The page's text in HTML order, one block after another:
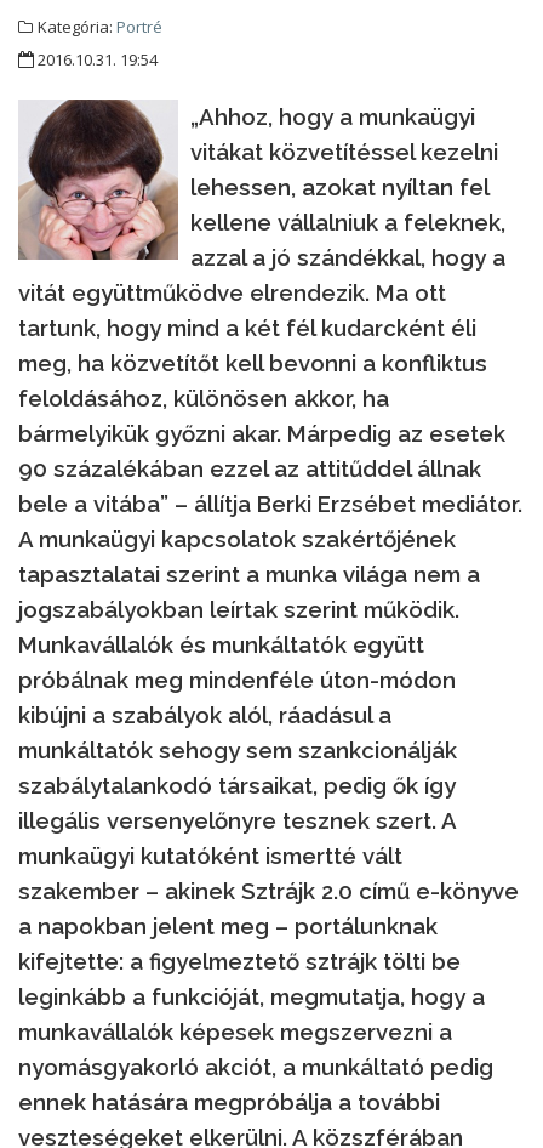
Kategória: Portré
2016.10.31. 19:54
„Ahhoz, hogy a munkaügyi
vitákat közvetítéssel kezelni
lehessen, azokat nyíltan fel
kellene vállalniuk a feleknek,
azzal a jó szándékkal, hogy a
vitát együttműködve elrendezik. Ma ott
tartunk, hogy mind a két fél kudarcként éli
meg, ha közvetítőt kell bevonni a konfliktus
feloldásához, különösen akkor, ha
bármelyikük győzni akar. Márpedig az esetek
90 százalékában ezzel az attitűddel állnak
bele a vitába” – állítja Berki Erzsébet mediátor.
A munkaügyi kapcsolatok szakértőjének
tapasztalatai szerint a munka világa nem a
jogszabályokban leírtak szerint működik.
Munkavállalók és munkáltatók együtt
próbálnak meg mindenféle úton-módon
kibújni a szabályok alól, ráadásul a
munkáltatók sehogy sem szankcionálják
szabálytalankodó társaikat, pedig ők így
illegális versenyelőnyre tesznek szert. A
munkaügyi kutatóként ismertté vált
szakember – akinek Sztrájk 2.0 című e-könyve
a napokban jelent meg – portálunknak
kifejtette: a figyelmeztető sztrájk tölti be
leginkább a funkcióját, megmutatja, hogy a
munkavállalók képesek megszervezni a
nyomásgyakorló akciót, a munkáltató pedig
ennek hatására megpróbálja a további
veszteségeket elkerülni. A közszférában